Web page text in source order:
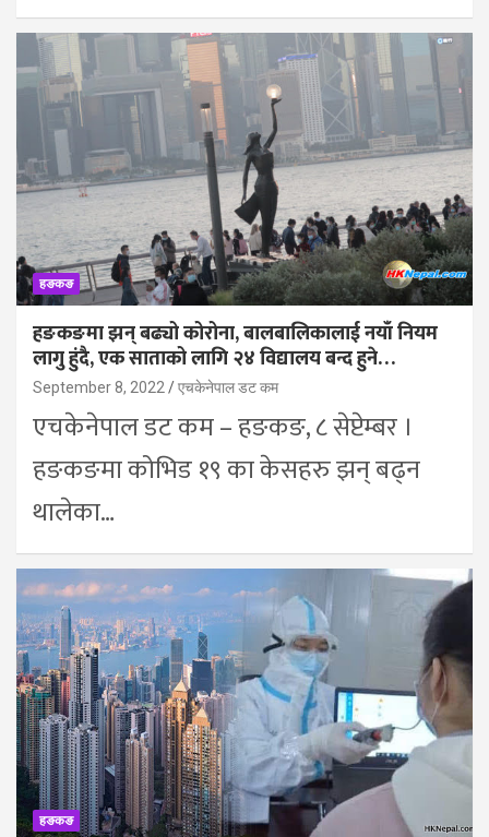
हङकङ
हङकङमा झन् बढ्यो कोरोना, बालबालिकालाई नयाँ नियम
लागु हुंदै, एक साताको लागि २४ विद्यालय बन्द हुने…
September 8, 2022 एचकेनेपाल डट कम
एचकेनेपाल डट कम – हङकङ, ८ सेप्टेम्बर ।
हङकङमा कोभिड १९ का केसहरु झन् बढ्न
थालेका…
हङकङ